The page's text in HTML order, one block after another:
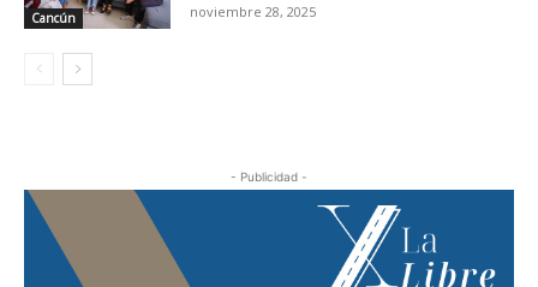
Cancún noviembre 28, 2025
- Publicidad -